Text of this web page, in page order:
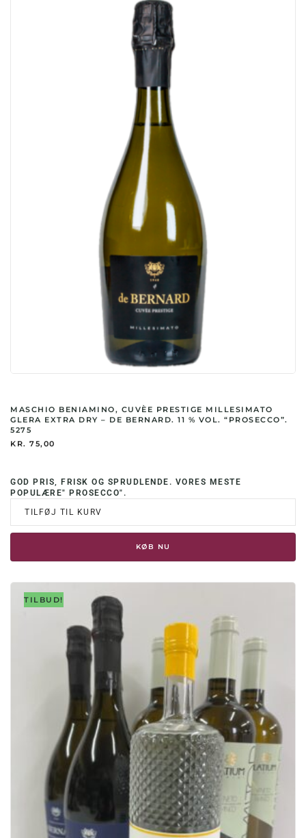
MASCHIO BENIAMINO, CUVÈE PRESTIGE MILLESIMATO
GLERA EXTRA DRY – DE BERNARD. 11 % VOL. “PROSECCO”.
5275
KR. 75,00
GOD PRIS, FRISK OG SPRUDLENDE. VORES MESTE
POPULÆRE" PROSECCO".
TILFØJ TIL KURV
KØB NU
TILBUD!